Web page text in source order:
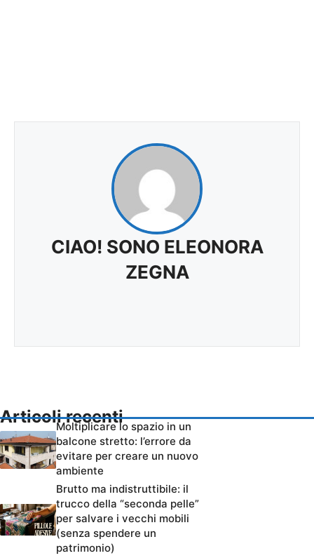
CIAO! SONO ELEONORA
ZEGNA
Articoli recenti
Moltiplicare lo spazio in un
balcone stretto: l’errore da
evitare per creare un nuovo
ambiente
Brutto ma indistruttibile: il
trucco della “seconda pelle”
per salvare i vecchi mobili
(senza spendere un
patrimonio)